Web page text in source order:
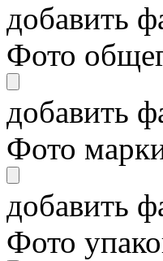
добавить
Фото
добавить
Фото
добавить
Фото